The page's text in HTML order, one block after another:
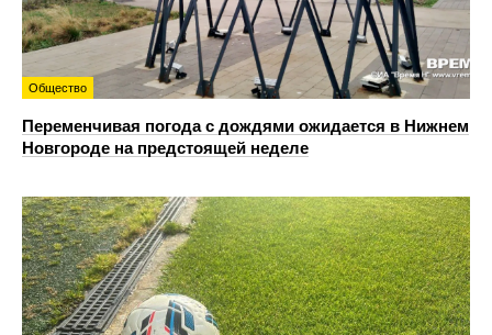
Общество
Переменчивая погода с дождями ожидается в Нижнем
Новгороде на предстоящей неделе